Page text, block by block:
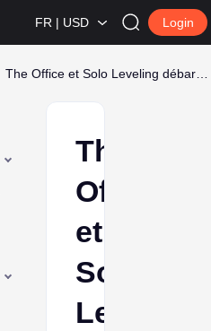
FR | USD Login
The
Office
et
Solo
Leveling